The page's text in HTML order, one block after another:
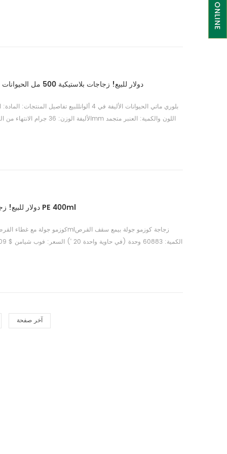
0.167 دولار للبيع! زجاجات بلاستيكية 500 مل الحيوانات الأليفة زجاجات متجمد ماتي
0.09 دولار للبيع! زجاجات بلاستيكية كوزمو جولة PE 400ml
آخر صفحة